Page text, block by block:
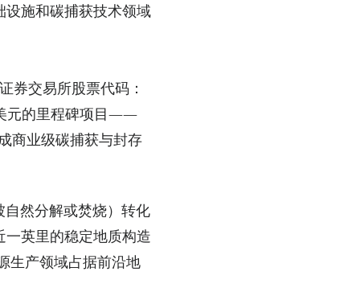
施和碳捕获技术领域
券交易所股票代码：
元的里程碑项目——
商业级碳捕获与封存
然分解或焚烧）转化
英里的稳定地质构造
生产领域占据前沿地